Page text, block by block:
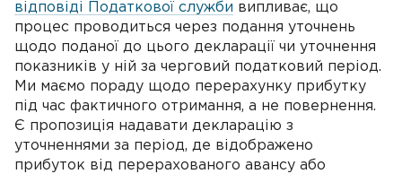
відповіді Податкової служби випливає, що
процес проводиться через подання уточнень
щодо поданої до цього декларації чи уточнення
показників у ній за черговий податковий період.
Ми маємо пораду щодо перерахунку прибутку
під час фактичного отримання, а не повернення.
Є пропозиція надавати декларацію з
уточненнями за період, де відображено
прибуток від перерахованого авансу або